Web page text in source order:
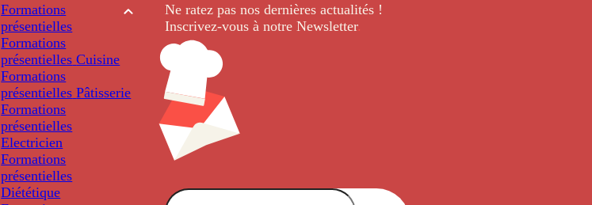
Formations
présentielles
Formations
présentielles Cuisine
Formations
présentielles Pâtisserie
Formations
présentielles
Electricien
Formations
présentielles
Diététique
Ne ratez pas nos dernièresactualités !
Inscrivez-vous à notre Newsletter.